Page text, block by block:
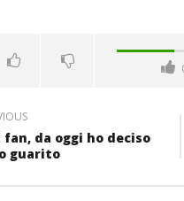
da oggi ho deciso
guarito